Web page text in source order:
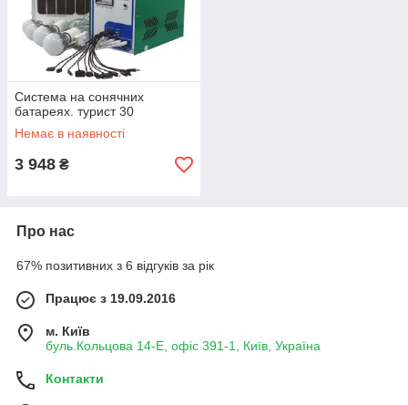
Cистема на сонячних
батареях. турист 30
Немає в наявності
3 948 ₴
Про нас
67% позитивних з 6 відгуків за рік
Працює з 19.09.2016
м. Київ
буль.Кольцова 14-Е, офіс 391-1, Київ, Україна
Контакти